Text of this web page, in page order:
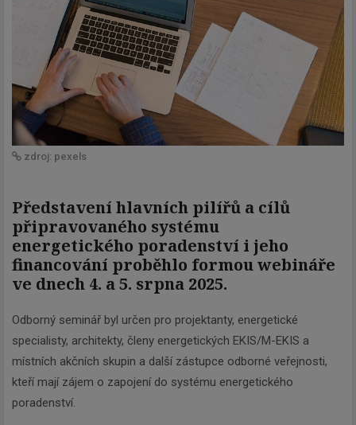
zdroj: pexels
Představení hlavních pilířů a cílů
připravovaného systému
energetického poradenství i jeho
financování proběhlo formou webináře
ve dnech 4. a 5. srpna 2025.
Odborný seminář byl určen pro projektanty, energetické
specialisty, architekty, členy energetických EKIS/M-EKIS a
místních akčních skupin a další zástupce odborné veřejnosti,
kteří mají zájem o zapojení do systému energetického
poradenství.